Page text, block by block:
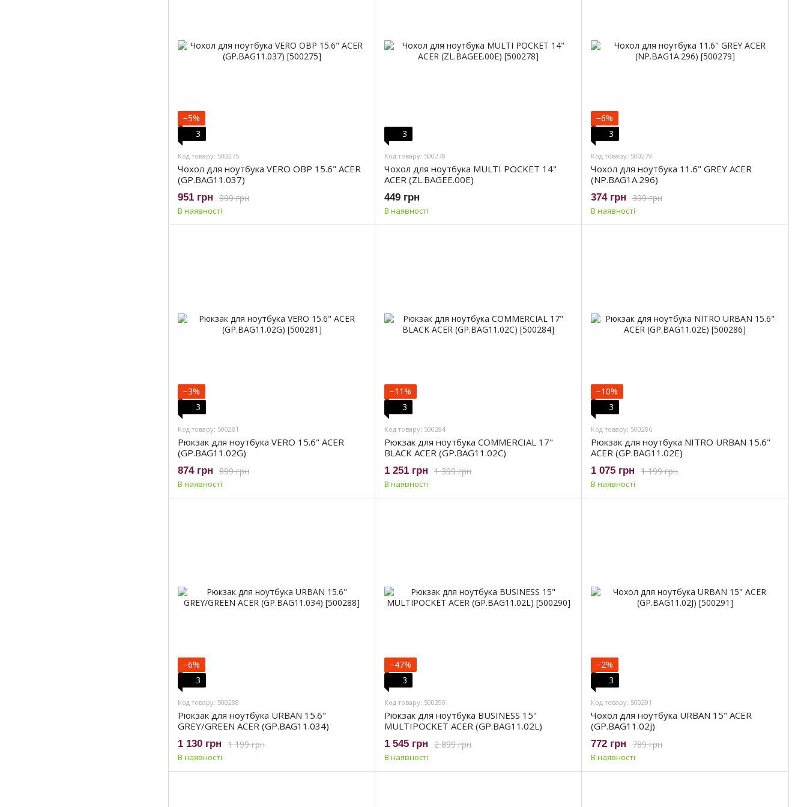
−5%
3
Код товару: 500275
Чохол для ноутбука VERO OBP 15.6" ACER
(GP.BAG11.037)
999 грн
951 грн
В наявності
3
Код товару: 500278
Чохол для ноутбука MULTI POCKET 14"
ACER (ZL.BAGEE.00E)
449 грн
В наявності
−6%
3
Код товару: 500279
Чохол для ноутбука 11.6" GREY ACER
(NP.BAG1A.296)
399 грн
374 грн
В наявності
−3%
3
Код товару: 500281
Рюкзак для ноутбука VERO 15.6" ACER
(GP.BAG11.02G)
899 грн
874 грн
В наявності
−11%
3
Код товару: 500284
Рюкзак для ноутбука COMMERCIAL 17"
BLACK ACER (GP.BAG11.02C)
1 399 грн
1 251 грн
В наявності
−10%
3
Код товару: 500286
Рюкзак для ноутбука NITRO URBAN 15.6"
ACER (GP.BAG11.02E)
1 199 грн
1 075 грн
В наявності
−6%
3
Код товару: 500288
Рюкзак для ноутбука URBAN 15.6"
GREY/GREEN ACER (GP.BAG11.034)
1 199 грн
1 130 грн
В наявності
−47%
3
Код товару: 500290
Рюкзак для ноутбука BUSINESS 15"
MULTIPOCKET ACER (GP.BAG11.02L)
2 899 грн
1 545 грн
В наявності
−2%
3
Код товару: 500291
Чохол для ноутбука URBAN 15" ACER
(GP.BAG11.02J)
789 грн
772 грн
В наявності